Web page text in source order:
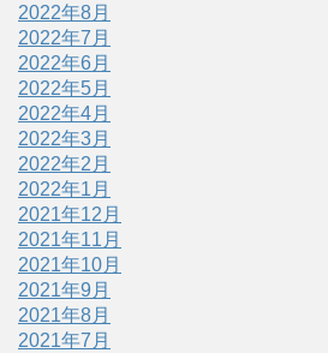
2022年8月
2022年7月
2022年6月
2022年5月
2022年4月
2022年3月
2022年2月
2022年1月
2021年12月
2021年11月
2021年10月
2021年9月
2021年8月
2021年7月